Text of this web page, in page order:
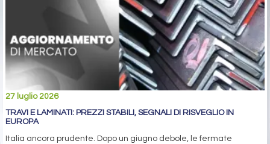
27 luglio 2026
TRAVI E LAMINATI: PREZZI STABILI, SEGNALI DI RISVEGLIO IN
EUROPA
Italia ancora prudente. Dopo un giugno debole, le fermate